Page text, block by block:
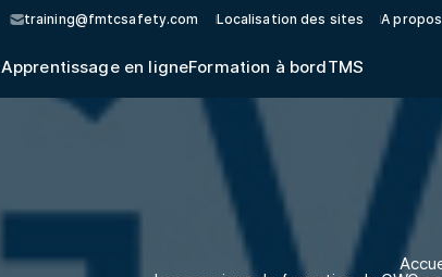
training@fmtcsafety.com Localisation des sites A
Apprentissage en ligneFormation à bordTMS